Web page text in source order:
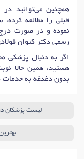
همچنین می‌توانید در
قبلی را مطالعه
نموده و در صورت
رسمی دکتر کیوان
اگر به دنبال پزشکی
هستید، همین حالا
بدون دغدغه به خدمات
لیست پزشکان